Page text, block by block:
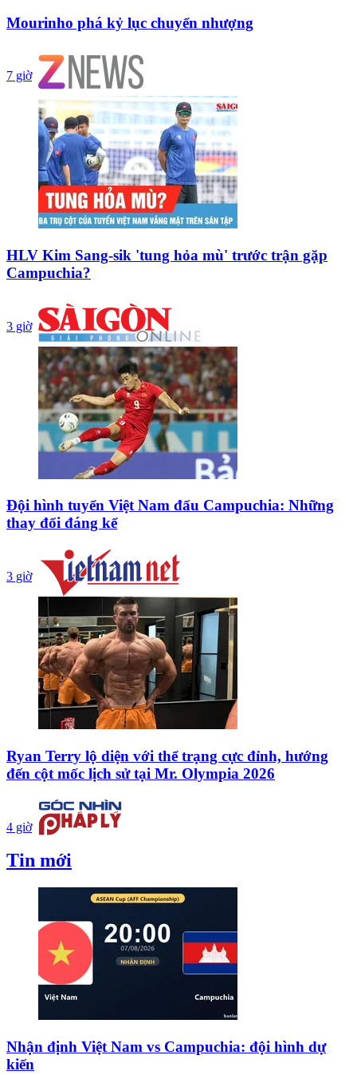
Mourinho phá kỷ lục chuyển nhượng
7 giờ
HLV Kim Sang-sik 'tung hỏa mù' trước trận gặp
Campuchia?
3 giờ
Đội hình tuyển Việt Nam đấu Campuchia: Những
thay đổi đáng kể
3 giờ
Ryan Terry lộ diện với thể trạng cực đỉnh, hướng
đến cột mốc lịch sử tại Mr. Olympia 2026
4 giờ
Tin mới
Nhận định Việt Nam vs Campuchia: đội hình dự
kiến